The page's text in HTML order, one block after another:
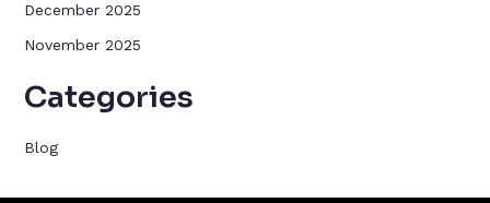
December 2025
November 2025
Categories
Blog